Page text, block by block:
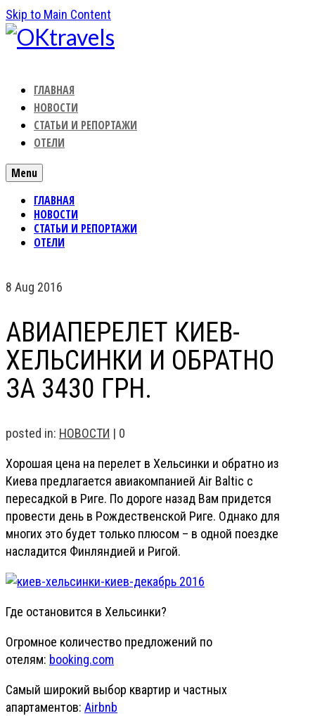
Skip to Main Content
ГЛАВНАЯ
НОВОСТИ
СТАТЬИ И РЕПОРТАЖИ
ОТЕЛИ
Menu
ГЛАВНАЯ
НОВОСТИ
СТАТЬИ И РЕПОРТАЖИ
ОТЕЛИ
8 Aug 2016
АВИАПЕРЕЛЕТ КИЕВ-
ХЕЛЬСИНКИ И ОБРАТНО
ЗА 3430 ГРН.
posted in: НОВОСТИ | 0
Хорошая цена на перелет в Хельсинки и обратно из
Киева предлагается авиакомпанией Air Baltic с
пересадкой в Риге. По дороге назад Вам придется
провести день в Рождественской Риге. Однако для
многих это будет только плюсом – в одной поездке
насладится Финляндией и Ригой.
Где остановится в Хельсинки?
Огромное количество предложений по
отелям: booking.com
Самый широкий выбор квартир и частных
апартаментов: Airbnb